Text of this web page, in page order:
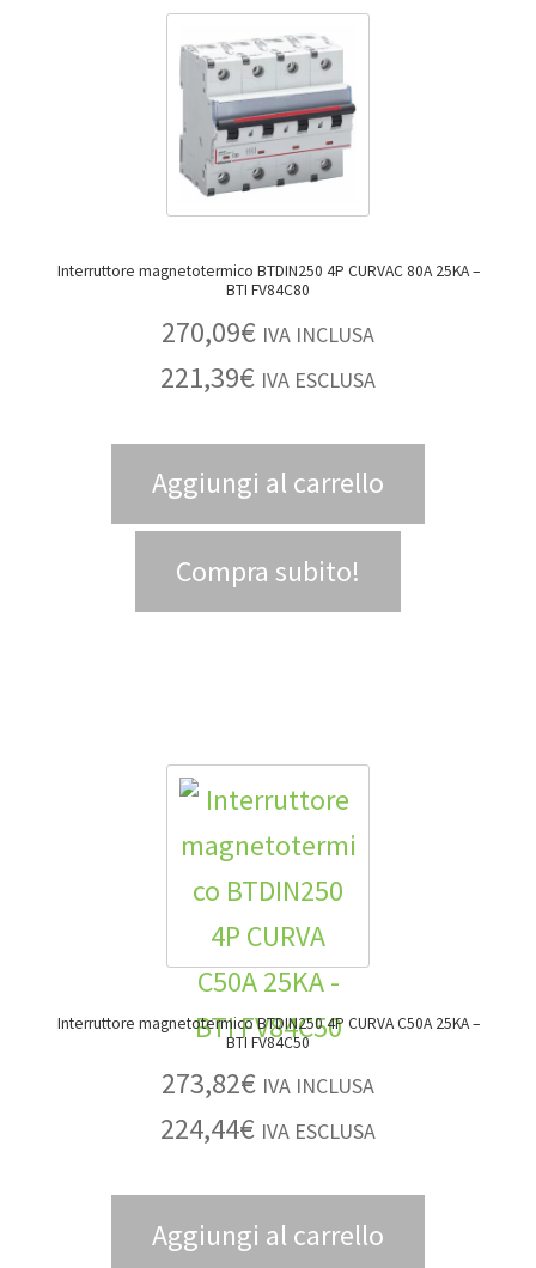
Interruttore magnetotermico BTDIN250 4P CURVAC 80A 25KA –
BTI FV84C80
270,09€ IVA INCLUSA
221,39€ IVA ESCLUSA
Aggiungi al carrello
Compra subito!
Interruttore magnetotermico BTDIN250 4P CURVA C50A 25KA –
BTI FV84C50
273,82€ IVA INCLUSA
224,44€ IVA ESCLUSA
Aggiungi al carrello